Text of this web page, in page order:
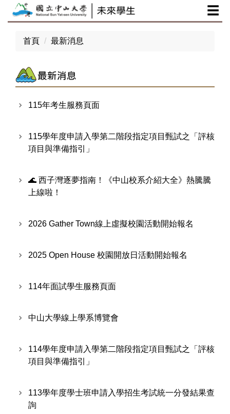
到
☰
首頁 最新消息
115年考生服務頁面
115學年度申請入學第二階段指定項目甄試之「評核
項目與準備指引」
🌊 西子灣逐夢指南！《中山校系介紹大全》熱騰騰
上線啦！
2026 Gather Town線上虛擬校園活動開始報名
2025 Open House 校園開放日活動開始報名
114年面試學生服務頁面
中山大學線上學系博覽會
114學年度申請入學第二階段指定項目甄試之「評核
項目與準備指引」
113學年度學士班申請入學招生考試統一分發結果查
詢